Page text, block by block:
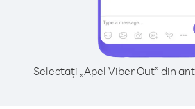
Selectați „Apel Viber Out” din